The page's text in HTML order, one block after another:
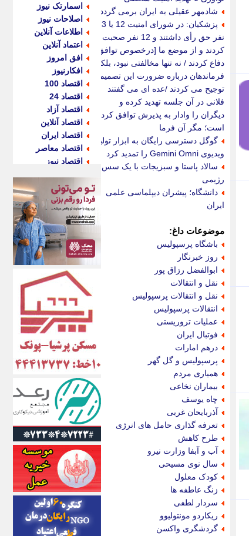
شادمهر عقیلی به ایران برمی گردد؟
پزشکیان: در شورای امنیت 12 یا 13
نفر حق رأی داشتند و 12 نفر صحبت
کردند و از موضع ما [درخصوص توافق]
دفاع کردند / نه تنها مخالفتی نبود، بلکه
فرماندهان درباره ضرورت این تصمیم
توجیح می کردند /عده ای می گفتند
فلانی در آن جلسه تهدید کرده و
دیگران را وادار به پذیرش توافق کرده
است؛ مگر آن فرما
گوگل دسترسی رایگان به ابزار تولید
ویدیوی Gemini Omni را تمدید کرد
سالاد پاستا و سبزیجات با یک سس
رژیمی
دانشگاه؛ پیشران دیپلماسی علمی
ایران
موضوعات داغ:
باشگاه پرسپولیس
روز خبرنگار
ابوالفضل رزاق پور
نقل و انتقالات
نقل و انتقالات پرسپولیس
انتقالات پرسپولیس
عملیات تروریستی
فوتبال ایران
درهم امارات
پرسپولیس و گل گهر
همیاری مردم
بیماران نخاعی
چاه یوسف
آذربایحان غربی
تعرفه گذاری حامل های انرژی
طرح کاهش
آب و آبفا وزارت نیرو
سال نوی مسیحی
کودک معلول
زنگ عاطفه ها
سردار لطفی
ریکاردو مونتولیوو
گردشگری واکسن
اسمارتک نیوز
اصلاحات نیوز
اطلاعات آنلاین
اعتماد آنلاین
افق امروز
افکارنیوز
اقتصاد 100
اقتصاد 24
اقتصاد آزاد
اقتصاد آنلاین
اقتصاد ایران
اقتصاد معاصر
اقتصاد نیوز
اکوفارس
اکونگار
اکونیوز
الف
انتشار آنلاین
اندیشه قرن
اندیشه معاصر
اندیشه ها
انرژی پرس
ای استخدام
ایتنا
ایراف
ایران آرت
ایران آنلاین
ایران زندگی
ایران فوری
ایرانی روز
ایرانیتال
ایرنا
ایسکانیوز
ایسنا
ایکنا
ایلنا
اینتیتر
ایونا نیوز
بازتاب آنلاین
باشگاه خبرنگاران